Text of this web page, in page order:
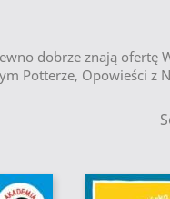
dobrze znają
Potterze, Opowieści z